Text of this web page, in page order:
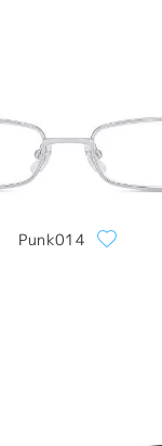
Punk014